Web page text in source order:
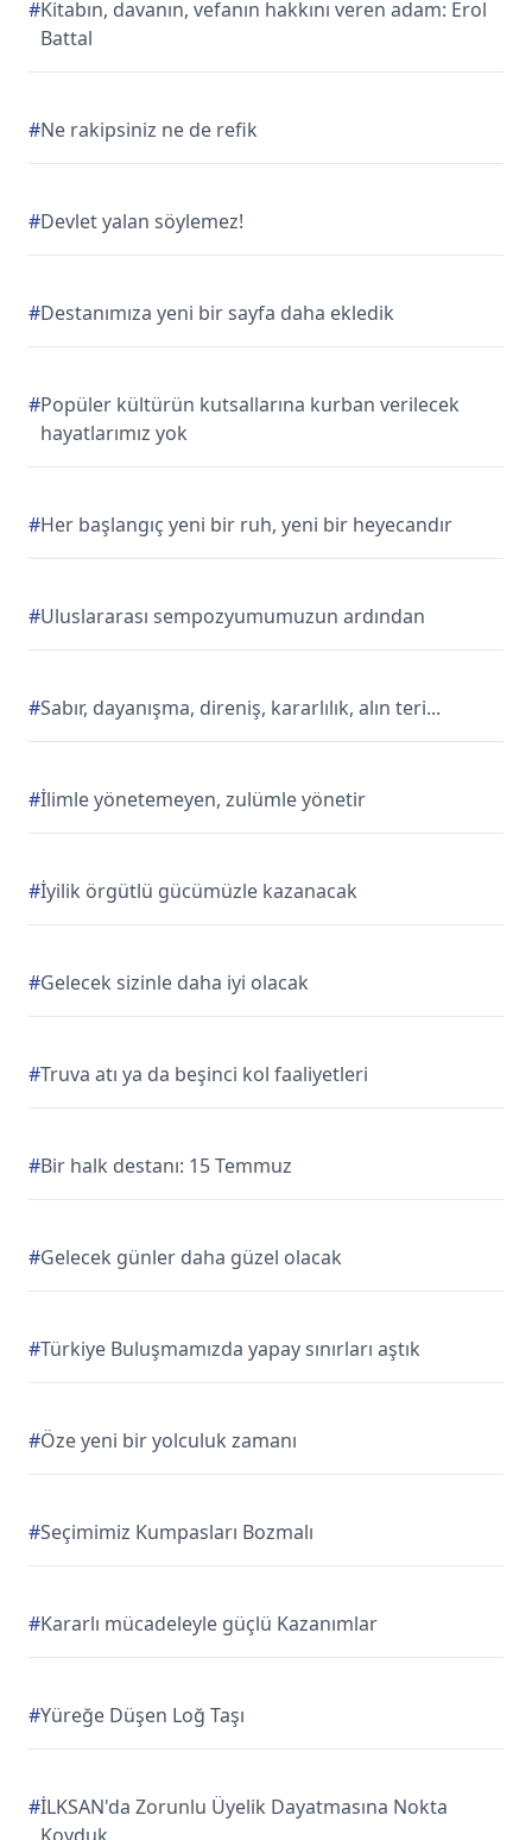
#Kitabın, davanın, vefanın hakkını veren adam: Erol
Battal
#Ne rakipsiniz ne de refik
#Devlet yalan söylemez!
#Destanımıza yeni bir sayfa daha ekledik
#Popüler kültürün kutsallarına kurban verilecek
hayatlarımız yok
#Her başlangıç yeni bir ruh, yeni bir heyecandır
#Uluslararası sempozyumumuzun ardından
#Sabır, dayanışma, direniş, kararlılık, alın teri...
#İlimle yönetemeyen, zulümle yönetir
#İyilik örgütlü gücümüzle kazanacak
#Gelecek sizinle daha iyi olacak
#Truva atı ya da beşinci kol faaliyetleri
#Bir halk destanı: 15 Temmuz
#Gelecek günler daha güzel olacak
#Türkiye Buluşmamızda yapay sınırları aştık
#Öze yeni bir yolculuk zamanı
#Seçimimiz Kumpasları Bozmalı
#Kararlı mücadeleyle güçlü Kazanımlar
#Yüreğe Düşen Loğ Taşı
#İLKSAN'da Zorunlu Üyelik Dayatmasına Nokta